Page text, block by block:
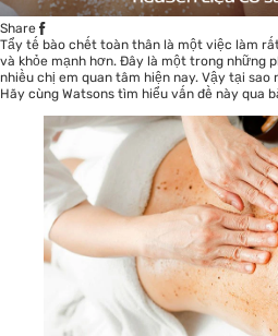
Share
Tẩy tế bào chết toàn thân là một việc làm
và khỏe mạnh hơn. Đây là một trong những
nhiều chị em quan tâm hiện nay. Vậy tại
Hãy cùng Watsons tìm hiểu vấn đề này qua